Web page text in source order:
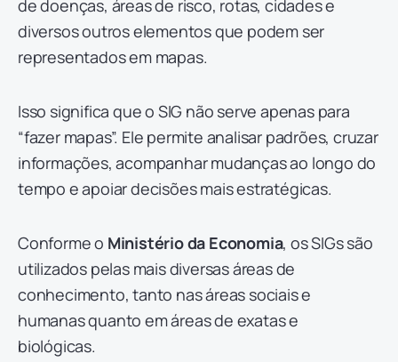
de doenças, áreas de risco, rotas, cidades e
diversos outros elementos que podem ser
representados em mapas.
Isso significa que o SIG não serve apenas para
“fazer mapas”. Ele permite analisar padrões, cruzar
informações, acompanhar mudanças ao longo do
tempo e apoiar decisões mais estratégicas.
Conforme o Ministério da Economia, os SIGs são
utilizados pelas mais diversas áreas de
conhecimento, tanto nas áreas sociais e
humanas quanto em áreas de exatas e
biológicas.